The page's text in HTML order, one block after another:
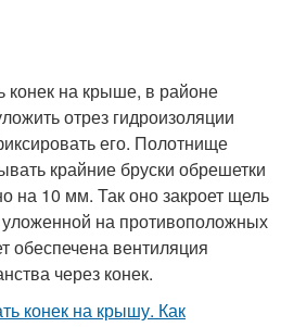
конек на крыше, в районе
отрез гидроизоляции
его. Полотнище
крайние бруски обрешетки
на 10 мм. Так оно закроет щель
на противоположных
обеспечена вентиляция
через конек.